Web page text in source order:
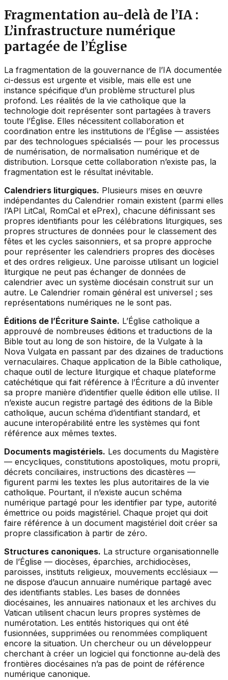
Fragmentation au-delà de l’IA :
L’infrastructure numérique
partagée de l’Église
La fragmentation de la gouvernance de l’IA documentée
ci-dessus est urgente et visible, mais elle est une
instance spécifique d’un problème structurel plus
profond. Les réalités de la vie catholique que la
technologie doit représenter sont partagées à travers
toute l’Église. Elles nécessitent collaboration et
coordination entre les institutions de l’Église — assistées
par des technologues spécialisés — pour les processus
de numérisation, de normalisation numérique et de
distribution. Lorsque cette collaboration n’existe pas, la
fragmentation est le résultat inévitable.
Calendriers liturgiques. Plusieurs mises en œuvre
indépendantes du Calendrier romain existent (parmi elles
l’API LitCal, RomCal et ePrex), chacune définissant ses
propres identifiants pour les célébrations liturgiques, ses
propres structures de données pour le classement des
fêtes et les cycles saisonniers, et sa propre approche
pour représenter les calendriers propres des diocèses
et des ordres religieux. Une paroisse utilisant un logiciel
liturgique ne peut pas échanger de données de
calendrier avec un système diocésain construit sur un
autre. Le Calendrier romain général est universel ; ses
représentations numériques ne le sont pas.
Éditions de l’Écriture Sainte. L’Église catholique a
approuvé de nombreuses éditions et traductions de la
Bible tout au long de son histoire, de la Vulgate à la
Nova Vulgata en passant par des dizaines de traductions
vernaculaires. Chaque application de la Bible catholique,
chaque outil de lecture liturgique et chaque plateforme
catéchétique qui fait référence à l’Écriture a dû inventer
sa propre manière d’identifier quelle édition elle utilise. Il
n’existe aucun registre partagé des éditions de la Bible
catholique, aucun schéma d’identifiant standard, et
aucune interopérabilité entre les systèmes qui font
référence aux mêmes textes.
Documents magistériels. Les documents du Magistère
— encycliques, constitutions apostoliques, motu proprii,
décrets conciliaires, instructions des dicastères —
figurent parmi les textes les plus autoritaires de la vie
catholique. Pourtant, il n’existe aucun schéma
numérique partagé pour les identifier par type, autorité
émettrice ou poids magistériel. Chaque projet qui doit
faire référence à un document magistériel doit créer sa
propre classification à partir de zéro.
Structures canoniques. La structure organisationnelle
de l’Église — diocèses, éparchies, archidiocèses,
paroisses, instituts religieux, mouvements ecclésiaux —
ne dispose d’aucun annuaire numérique partagé avec
des identifiants stables. Les bases de données
diocésaines, les annuaires nationaux et les archives du
Vatican utilisent chacun leurs propres systèmes de
numérotation. Les entités historiques qui ont été
fusionnées, supprimées ou renommées compliquent
encore la situation. Un chercheur ou un développeur
cherchant à créer un logiciel qui fonctionne au-delà des
frontières diocésaines n’a pas de point de référence
numérique canonique.